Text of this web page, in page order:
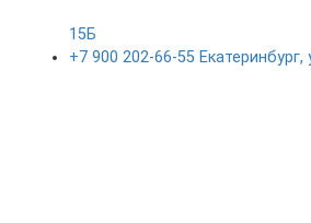
15Б
+7 900 202-66-55